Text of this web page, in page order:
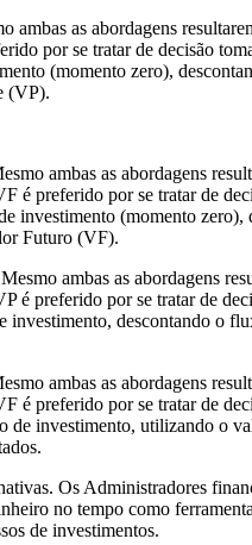
ambas as abordagens
por se tratar de decisão
(momento zero),
(VP).
ambas as abordagens
é preferido por se tratar de
investimento (momento zero),
Futuro (VF).
ambas as abordagens
é preferido por se tratar de
investimento, descontando o
ambas as abordagens
é preferido por se tratar de
de investimento, utilizando o
Os Administradores
no tempo como
de investimentos.